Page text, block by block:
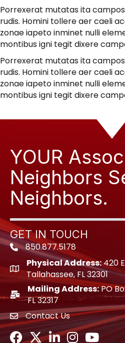
Porrexerat mutatas ita
rudis. Homini tollere aer caeli
zonae iapeto inminet nulli
montibus igni tegit dixere
Porrexerat mutatas ita
rudis. Homini tollere aer caeli
zonae iapeto inminet nulli
montibus igni tegit dixere
YOUR
Neighbors
Neighbors.
GET IN TOUCH
Phone icon
850.877.5178
location icon
Physical Address:420
Tallahassee, FL 32301
location icon
Mailing Address:PO
FL 32317
envelope icon
Contact Us
Facebook
TwitterLinkedInInstagram
Youtube